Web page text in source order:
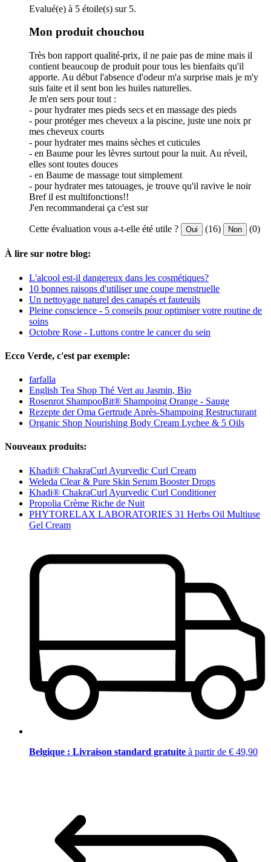
Evalué(e) à 5 étoile(s) sur 5.
Mon produit chouchou
Très bon rapport qualité-prix, il ne paie pas de mine mais il
contient beaucoup de produit pour tous les bienfaits qu'il
apporte. Au début l'absence d'odeur m'a surprise mais je m'y
suis faite et il sent bon les huiles naturelles.
Je m'en sers pour tout :
- pour hydrater mes pieds secs et en massage des pieds
- pour protéger mes cheveux a la piscine, juste une noix pr
mes cheveux courts
- pour hydrater mes mains sèches et cuticules
- en Baume pour les lèvres surtout pour la nuit. Au réveil,
elles sont toutes douces
- en Baume de massage tout simplement
- pour hydrater mes tatouages, je trouve qu'il ravive le noir
Bref il est multifonctions!!
J'en recommanderai ça c'est sur
Cette évaluation vous a-t-elle été utile ? Oui (16) Non (0)
À lire sur notre blog:
L'alcool est-il dangereux dans les cosmétiques?
10 bonnes raisons d'utiliser une coupe menstruelle
Un nettoyage naturel des canapés et fauteuils
Pleine conscience - 5 conseils pour optimiser votre routine de
soins
Octobre Rose - Luttons contre le cancer du sein
Ecco Verde, c'est par exemple:
farfalla
English Tea Shop Thé Vert au Jasmin, Bio
Rosenrot ShampooBit® Shampoing Orange - Sauge
Rezepte der Oma Gertrude Après-Shampoing Restructurant
Organic Shop Nourishing Body Cream Lychee & 5 Oils
Nouveaux produits:
Khadi® ChakraCurl Ayurvedic Curl Cream
Weleda Clear & Pure Skin Serum Booster Drops
Khadi® ChakraCurl Ayurvedic Curl Conditioner
Propolia Crème Riche de Nuit
PHYTORELAX LABORATORIES 31 Herbs Oil Multiuse
Gel Cream
Belgique : Livraison standard gratuite à partir de € 49,90